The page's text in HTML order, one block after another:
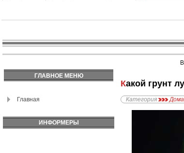
ГЛАВНОЕ МЕНЮ
Главная
ИНФОРМЕРЫ
Какой грунт
Категория